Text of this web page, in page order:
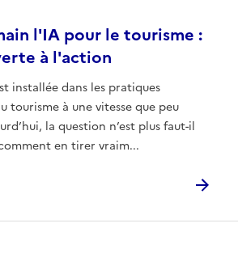
l'IA pour le tourisme :
à l'action
installée dans les pratiques
tourisme à une vitesse que peu
la question n’est plus faut-il
en tirer vraim...